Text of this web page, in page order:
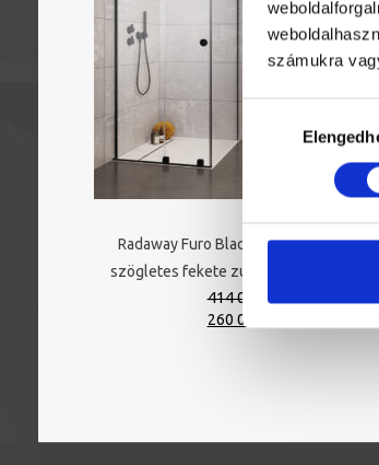
számukra
kiválasztása
Radaway Furo Black KDJ RH 100Bx90
szögletes fekete zuhanykabin átlátszó
414 000 Ft
Original
260 000 Ft